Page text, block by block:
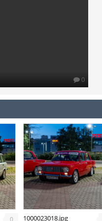
0
0 1000023018.jpg